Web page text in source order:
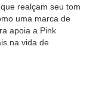
realçam seu tom
uma marca de
apoia a Pink
na vida de